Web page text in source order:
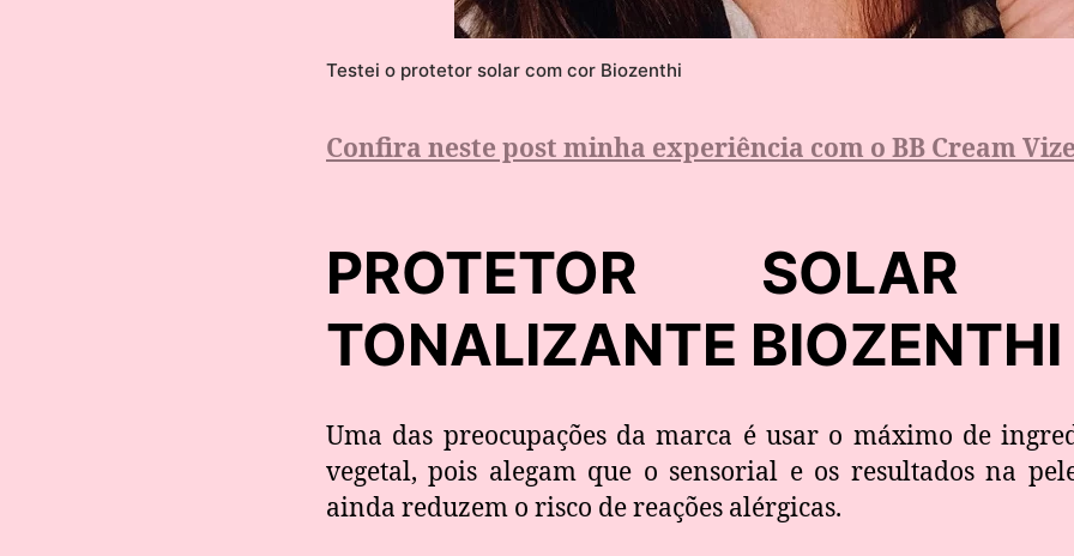
Testei o protetor solar com cor Biozenthi
Confira neste post minha experiência com o BB Cream
PROTETOR SOLAR
TONALIZANTE BIOZENTHI
Uma das preocupações da marca é usar o máximo de
vegetal, pois alegam que o sensorial e os resultados na
ainda reduzem o risco de reações alérgicas.